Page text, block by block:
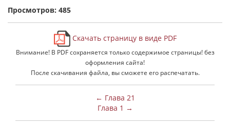
Просмотров: 485
Скачать страницу в виде PDF
Внимание! В PDF сохраняется только содержимое страницы! без
оформления сайта!
После скачивания файла, вы сможете его распечатать.
← Глава 21
Глава 1 →